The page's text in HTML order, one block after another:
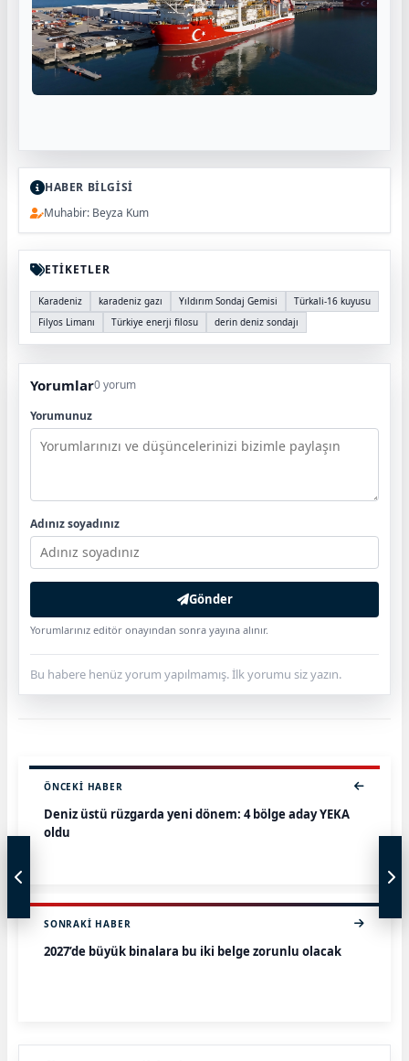
HABER BİLGİSİ
Muhabir: Beyza Kum
ETİKETLER
Karadeniz karadeniz gazı Yıldırım Sondaj Gemisi
Türkali-16 kuyusu
Filyos Limanı
Türkiye enerji filosu derin deniz sondajı
Yorumlar0 yorum
Yorumunuz
Adınız soyadınız
Gönder
Yorumlarınız editör onayından sonra yayına alınır.
Bu habere henüz yorum yapılmamış. İlk yorumu siz yazın.
ÖNCEKI HABER
Deniz üstü rüzgarda yeni dönem: 4 bölge aday YEKA
oldu
SONRAKI HABER
2027’de büyük binalara bu iki belge zorunlu olacak